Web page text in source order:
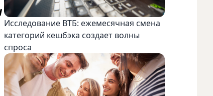
Исследование ВТБ: ежемесячная смена
категорий кешбэка создает волны
спроса